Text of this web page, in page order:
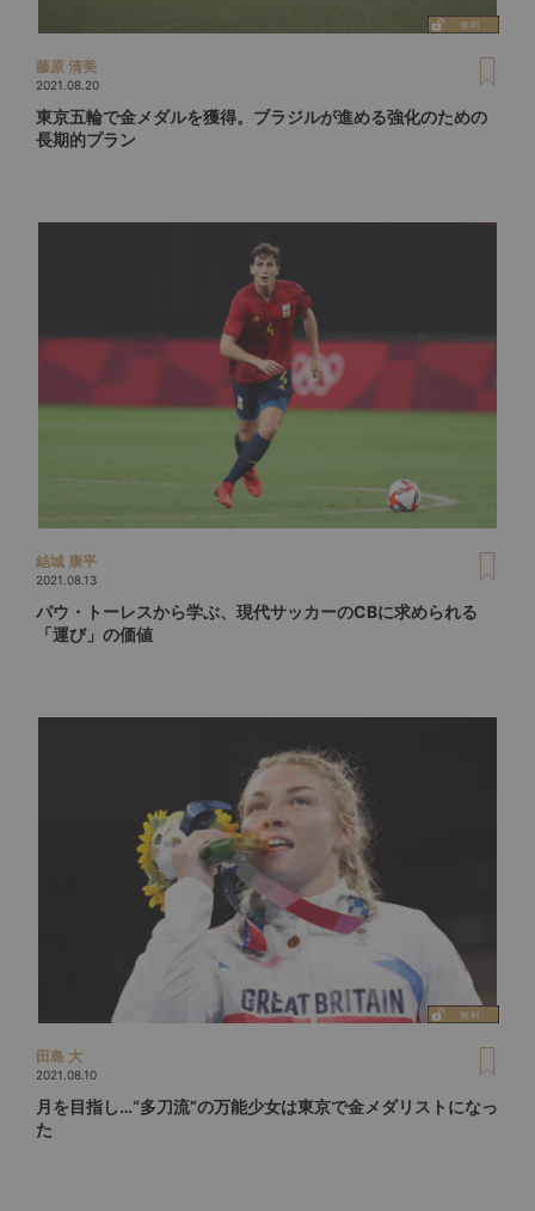
藤原 清美
2021.08.20
東京五輪で金メダルを獲得。ブラジルが進める強化のための
長期的プラン
結城 康平
2021.08.13
パウ・トーレスから学ぶ、現代サッカーのCBに求められる
「運び」の価値
田島 大
2021.08.10
月を目指し…“多刀流”の万能少女は東京で金メダリストになっ
た